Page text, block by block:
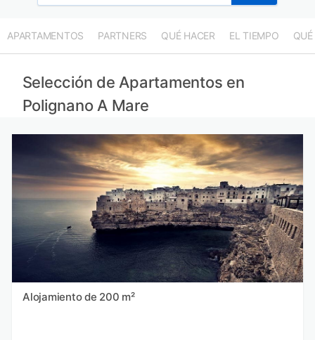
APARTAMENTOS PARTNERS QUÉ HACER EL TIEMPO QUÉ
Selección de Apartamentos en
Polignano A Mare
Alojamiento de 200 m²